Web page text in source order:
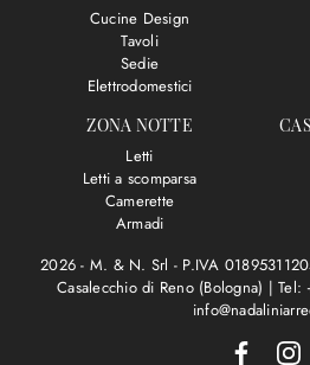
Cucine Design
Tavoli
Sedie
Elettrodomestici
ZONA NOTTE
Letti
Letti a scomparsa
Camerette
Armadi
2026 - M. & N. Srl - P.IVA
Casalecchio di Reno (Bologna) |Tel: